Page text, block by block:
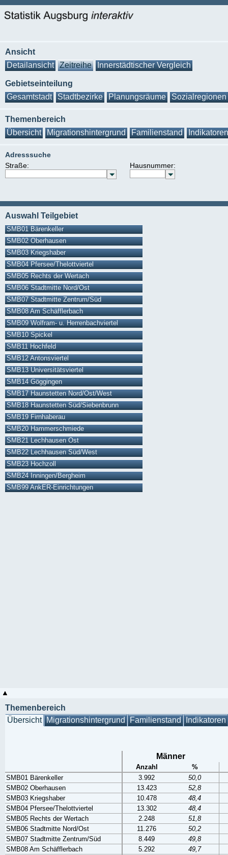
Ansicht
Detailansicht
Zeitreihe Innerstädtischer Vergleich
Gebietseinteilung
Gesamtstadt
Stadtbezirke Planungsräume Sozialregionen
Themenbereich
Übersicht
Migrationshintergrund Familienstand Indikatoren
Adresssuche
Straße:
Hausnummer:
Auswahl Teilgebiet
SMB01 Bärenkeller
SMB02 Oberhausen
SMB03 Kriegshaber
SMB04 Pfersee/Thelottviertel
SMB05 Rechts der Wertach
SMB06 Stadtmitte Nord/Ost
SMB07 Stadtmitte Zentrum/Süd
SMB08 Am Schäfflerbach
SMB09 Wolfram- u. Herrenbachviertel
SMB10 Spickel
SMB11 Hochfeld
SMB12 Antonsviertel
SMB13 Universitätsviertel
SMB14 Göggingen
SMB17 Haunstetten Nord/Ost/West
SMB18 Haunstetten Süd/Siebenbrunn
SMB19 Firnhaberau
SMB20 Hammerschmiede
SMB21 Lechhausen Ost
SMB22 Lechhausen Süd/West
SMB23 Hochzoll
SMB24 Inningen/Bergheim
SMB99 AnkER-Einrichtungen
Themenbereich
Übersicht Migrationshintergrund Familienstand Indikatoren
Männer
Anzahl
%
SMB01 Bärenkeller
3.992
50,0
SMB02 Oberhausen
13.423
52,8
SMB03 Kriegshaber
10.478
48,4
SMB04 Pfersee/Thelottviertel
13.302
48,4
SMB05 Rechts der Wertach
2.248
51,8
SMB06 Stadtmitte Nord/Ost
11.276
50,2
SMB07 Stadtmitte Zentrum/Süd
8.449
49,8
SMB08 Am Schäfflerbach
5.292
49,7